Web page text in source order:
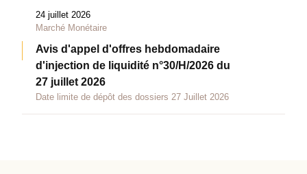
24 juillet 2026
Marché Monétaire
Avis d'appel d'offres hebdomadaire
d'injection de liquidité n°30/H/2026 du
27 juillet 2026
Date limite de dépôt des dossiers 27 Juillet 2026